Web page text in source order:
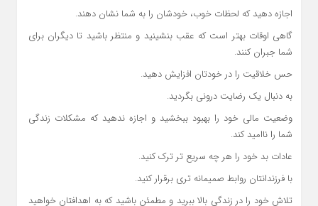
اجازه دهید که لحظات خوب، خودشان را به شما نشان دهند.
گاهی اوقات بهتر است که عقب بنشینید و منتظر باشید تا دیگران برای
شما جبران کنند.
حس خلاقیت را در خودتان افزایش دهید.
به دنبال یک رضایت درونی بگردید.
وضعیت مالی خود را بهبود ببخشید و اجازه ندهید که مشکلات زندگی
شما را ناامید کند.
عادات بد خود را هر چه سریع تر ترک کنید.
با فرزندانتان روابط صمیمانه تری برقرار کنید.
تلاش خود را در زندگی بالا ببرید و مطمئن باشید که به اهدافتان خواهید